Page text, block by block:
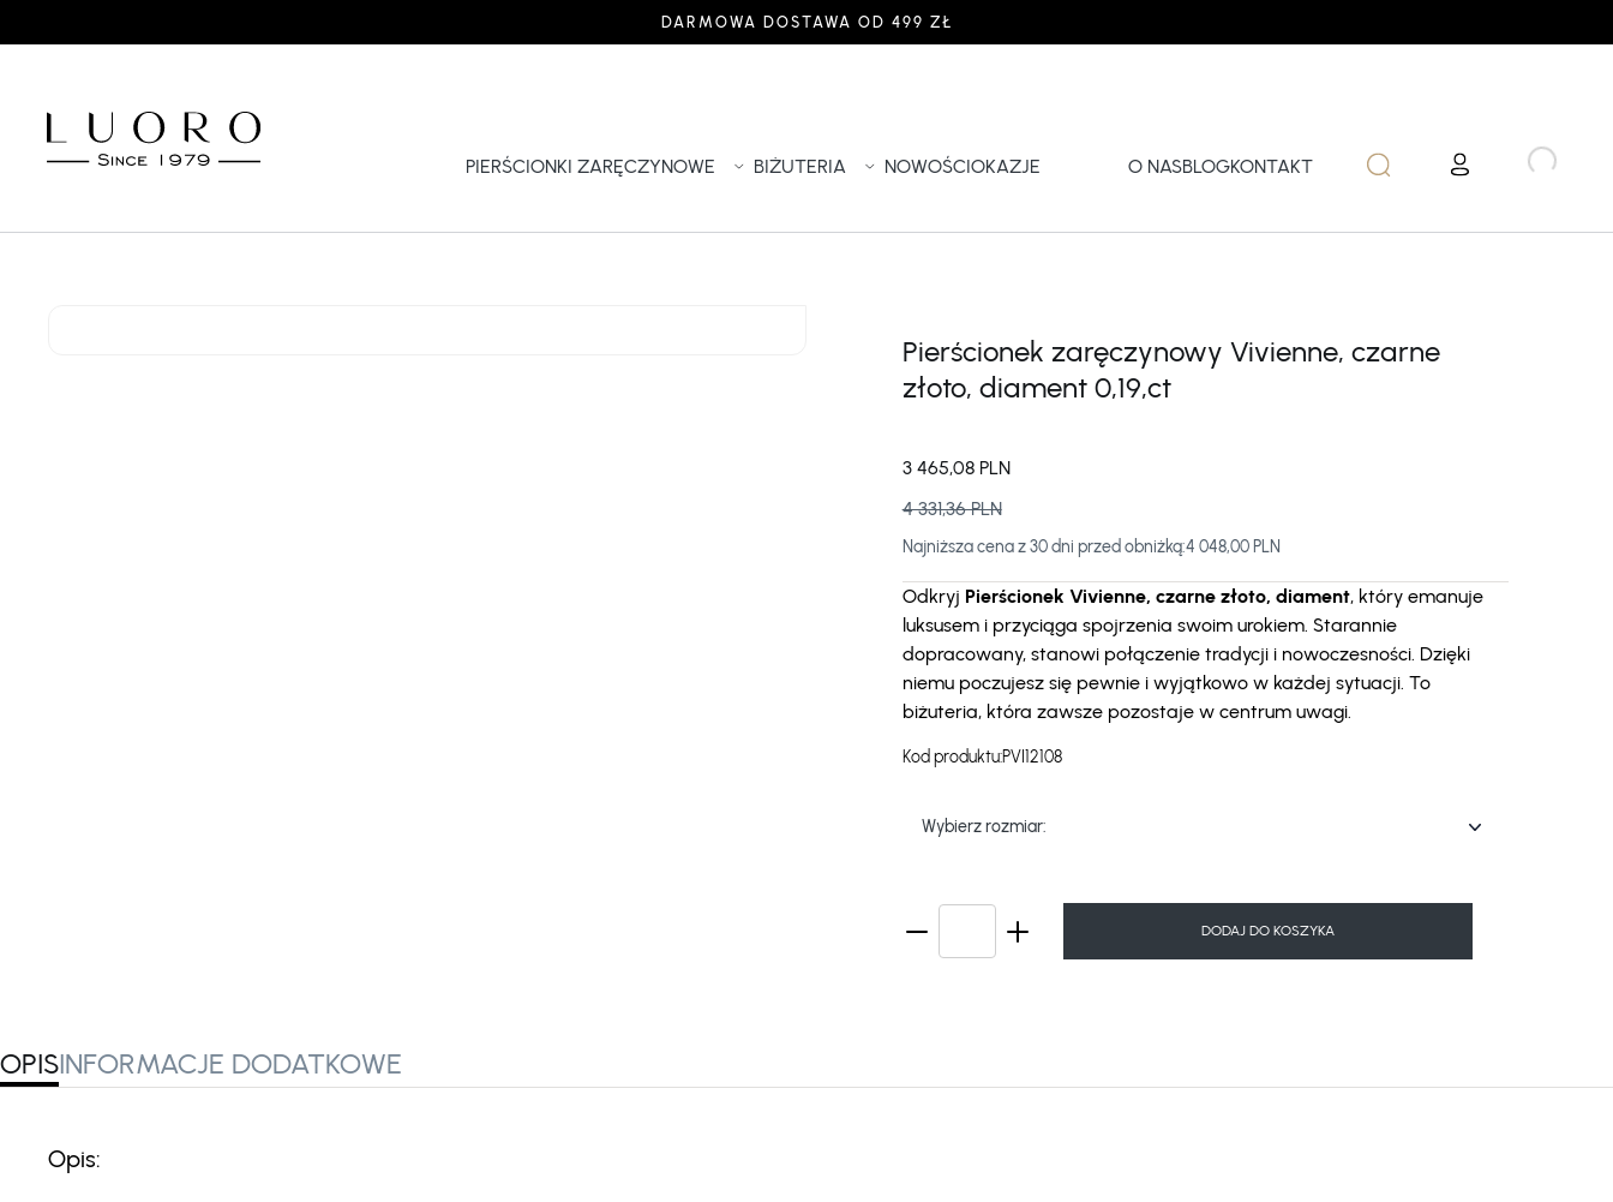
DARMOWA DOSTAWA OD 499 ZŁ
PIERŚCIONKI ZARĘCZYNOWE BIŻUTERIA NOWOŚCIOKAZJE O NASBLOGKONTAKT
Pierścionek zaręczynowy Vivienne, czarne
złoto, diament 0,19,ct
3 465,08 PLN
4 331,36 PLN
Najniższa cena z 30 dni przed obniżką:4 048,00 PLN
Odkryj Pierścionek Vivienne, czarne złoto, diament, który emanuje
luksusem i przyciąga spojrzenia swoim urokiem. Starannie
dopracowany, stanowi połączenie tradycji i nowoczesności. Dzięki
niemu poczujesz się pewnie i wyjątkowo w każdej sytuacji. To
biżuteria, która zawsze pozostaje w centrum uwagi.
Kod produktu:PVI12108
Wybierz rozmiar:
DODAJ DO KOSZYKA
OPISINFORMACJE DODATKOWE
Opis: